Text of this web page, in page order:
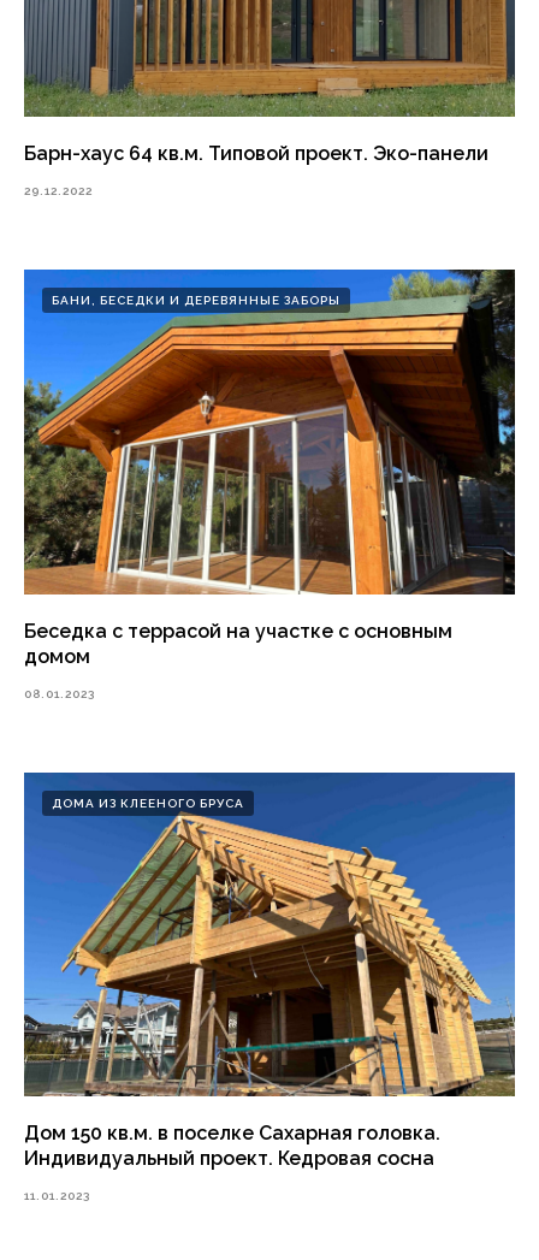
Барн-хаус 64 кв.м. Типовой проект. Эко-панели
29.12.2022
БАНИ, БЕСЕДКИ И ДЕРЕВЯННЫЕ ЗАБОРЫ
Беседка с террасой на участке с основным
домом
08.01.2023
ДОМА ИЗ КЛЕЕНОГО БРУСА
Дом 150 кв.м. в поселке Сахарная головка.
Индивидуальный проект. Кедровая сосна
11.01.2023